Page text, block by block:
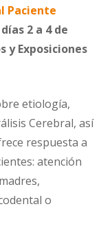
Paciente
2 a 4 de
y Exposiciones
etiología,
Cerebral, así
respuesta a
atención
o